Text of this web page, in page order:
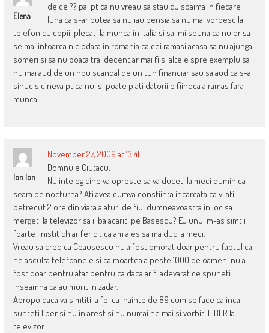
Elena
de ce ?? pai pt ca nu vreau sa stau cu spaima in fiecare
luna ca s-ar putea sa nu iau pensia.sa nu mai vorbesc la
telefon cu copiii plecati la munca in italia si sa-mi spuna ca nu or sa
se mai intoarca niciodata in romania.ca cei ramasi acasa sa nu ajunga
someri si sa nu poata trai decent.ar mai fi si altele spre exemplu sa
nu mai aud de un nou scandal de un tun financiar sau sa aud ca s-a
sinucis cineva pt ca nu-si poate plati datoriile fiindca a ramas fara
munca
Ion Ion
November 27, 2009 at 13:41
Domnule Ciutacu,
Nu inteleg cine va opreste sa va duceti la meci duminica
seara pe nocturna? Ati avea cumva constiinta incarcata ca v-ati
petrecut 2 ore din viata alaturi de fiul dumneavoastra in loc sa
mergeti la televizor sa il balacariti pe Basescu? Eu unul m-as simtii
foarte linistit chiar fericit ca am ales sa ma duc la meci.
Vreau sa cred ca Ceausescu nu a fost omorat doar pentru faptul ca
ne asculta telefoanele si ca moartea a peste 1000 de oameni nu a
fost doar pentru atat pentru ca daca ar fi adevarat ce spuneti
inseamna ca au murit in zadar.
Apropo daca va simtiti la fel ca inainte de 89 cum se face ca inca
sunteti liber si nu in arest si nu numai ne mai si vorbiti LIBER la
televizor.